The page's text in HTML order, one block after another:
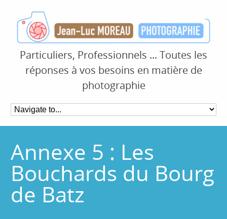
Particuliers, Professionnels ... Toutes les
réponses à vos besoins en matière de
photographie
Annexe 5 : Les
Bouchards du Bourg
de Batz